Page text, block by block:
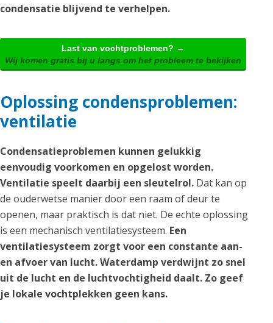
condensatie blijvend te verhelpen.
Last van vochtproblemen? →
Wij komen gratis bij u langs om het probleem te bekijken
Oplossing condensproblemen:
ventilatie
Condensatieproblemen kunnen gelukkig
eenvoudig voorkomen en opgelost worden.
Ventilatie speelt daarbij een sleutelrol. Dat kan op
de ouderwetse manier door een raam of deur te
openen, maar praktisch is dat niet. De echte oplossing
is een mechanisch ventilatiesysteem. Een
ventilatiesysteem zorgt voor een constante aan-
en afvoer van lucht. Waterdamp verdwijnt zo snel
uit de lucht en de luchtvochtigheid daalt. Zo geef
je lokale vochtplekken geen kans.